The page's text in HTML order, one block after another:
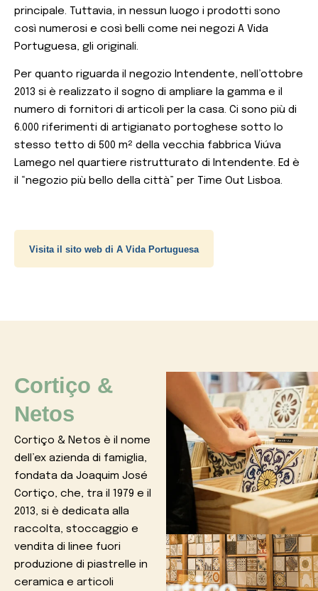
principale. Tuttavia, in nessun luogo i prodotti sono
così numerosi e così belli come nei negozi A Vida
Portuguesa, gli originali.
Per quanto riguarda il negozio Intendente, nell’ottobre
2013 si è realizzato il sogno di ampliare la gamma e il
numero di fornitori di articoli per la casa. Ci sono più di
6.000 riferimenti di artigianato portoghese sotto lo
stesso tetto di 500 m² della vecchia fabbrica Viúva
Lamego nel quartiere ristrutturato di Intendente. Ed è
il “negozio più bello della città” per Time Out Lisboa.
Visita il sito web di A Vida Portuguesa
Cortiço &
Netos
Cortiço & Netos è il nome
dell’ex azienda di famiglia,
fondata da Joaquim José
Cortiço, che, tra il 1979 e il
2013, si è dedicata alla
raccolta, stoccaggio e
vendita di linee fuori
produzione di piastrelle in
ceramica e articoli